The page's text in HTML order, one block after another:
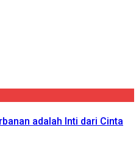
adalah Inti dari Cinta